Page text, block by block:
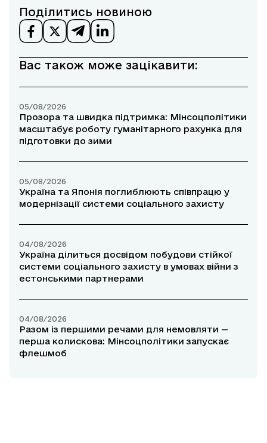
Поділитись новиною
Вас також може зацікавити:
05/08/2026
Прозора та швидка підтримка: Мінсоцполітики
масштабує роботу гуманітарного рахунка для
підготовки до зими
05/08/2026
Україна та Японія поглиблюють співпрацю у
модернізації системи соціального захисту
04/08/2026
Україна ділиться досвідом побудови стійкої
системи соціального захисту в умовах війни з
естонськими партнерами
04/08/2026
Разом із першими речами для немовляти —
перша колискова: Мінсоцполітики запускає
флешмоб